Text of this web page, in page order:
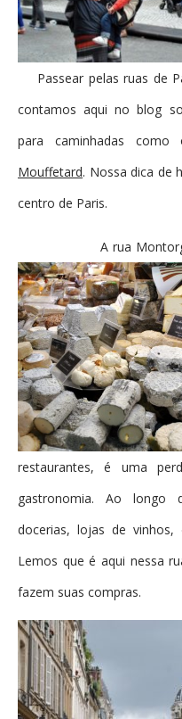
Passear pelas ruas de
contamos aqui no blog
para caminhadas
Mouffetard. Nossa dica de
centro de Paris.
A rua
restaurantes, é uma
gastronomia. Ao longo
docerias, lojas de vinhos,
Lemos que é aqui nessa
fazem suas compras.